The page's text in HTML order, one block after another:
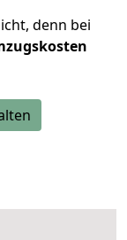
denn bei